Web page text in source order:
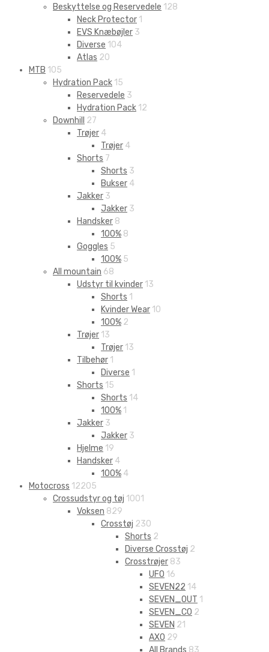
Beskyttelse og Reservedele 128
Neck Protector 1
EVS Knæbøjler 3
Diverse 104
Atlas 20
MTB 105
Hydration Pack 15
Reservedele 3
Hydration Pack 12
Downhill
27
Trøjer 4
Trøjer 4
Shorts 7
Shorts 3
Bukser 4
Jakker 3
Jakker 3
Handsker 8
100% 8
Goggles 5
100% 5
All mountain 68
Udstyr til kvinder 13
Shorts 1
Kvinder Wear 10
100% 2
Trøjer 13
Trøjer 13
Tilbehør 1
Diverse 1
Shorts 15
Shorts 14
100% 1
Jakker 3
Jakker 3
Hjelme 19
Handsker 4
100% 4
Motocross 12205
Crossudstyr og tøj 1001
Voksen 829
Crosstøj 230
Shorts 2
Diverse Crosstøj 2
Crosstrøjer 83
UFO 16
SEVEN22 14
SEVEN_OUT 1
SEVEN_CO 2
SEVEN 21
AXO 29